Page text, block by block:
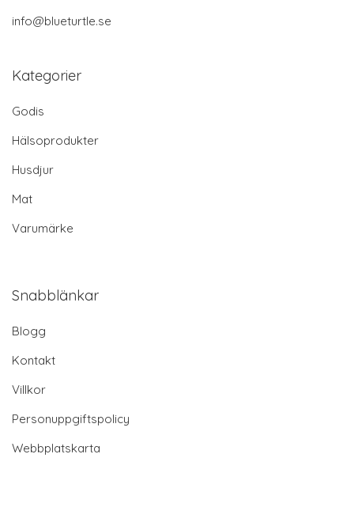
info@blueturtle.se
Kategorier
Godis
Hälsoprodukter
Husdjur
Mat
Varumärke
Snabblänkar
Blogg
Kontakt
Villkor
Personuppgiftspolicy
Webbplatskarta